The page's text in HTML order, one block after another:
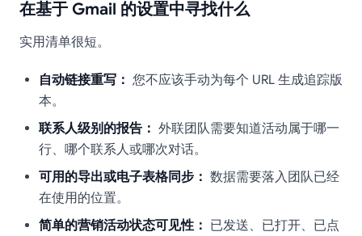
在基于 Gmail 的设置中寻找什么
实用清单很短。
自动链接重写： 您不应该手动为每个 URL 生成追踪版
本。
联系人级别的报告： 外联团队需要知道活动属于哪一
行、哪个联系人或哪次对话。
可用的导出或电子表格同步： 数据需要落入团队已经
在使用的位置。
简单的营销活动状态可见性： 已发送、已打开、已点